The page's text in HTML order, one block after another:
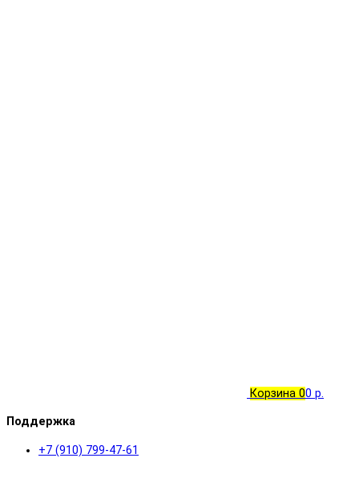
Корзина 00 р.
Поддержка
+7 (910) 799-47-61